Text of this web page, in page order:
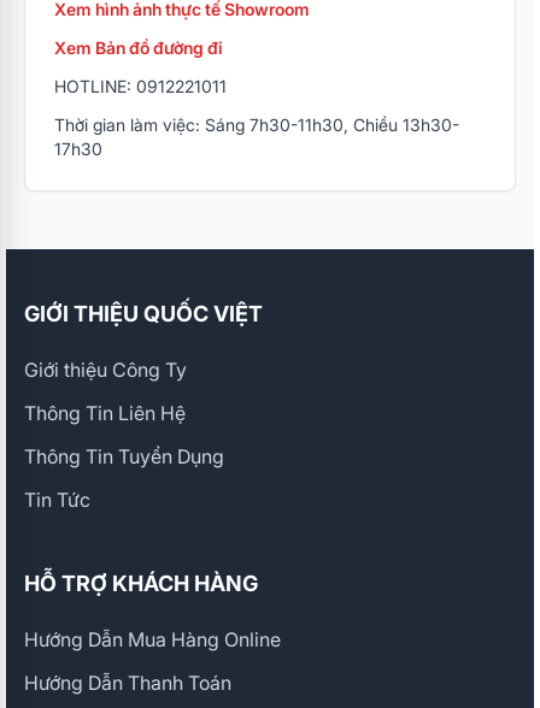
Xem hình ảnh thực tế Showroom
Xem Bản đồ đường đi
HOTLINE: 0912221011
Thời gian làm việc: Sáng 7h30-11h30, Chiều 13h30-
17h30
GIỚI THIỆU QUỐC VIỆT
Giới thiệu Công Ty
Thông Tin Liên Hệ
Thông Tin Tuyển Dụng
Tin Tức
HỖ TRỢ KHÁCH HÀNG
Hướng Dẫn Mua Hàng Online
Hướng Dẫn Thanh Toán